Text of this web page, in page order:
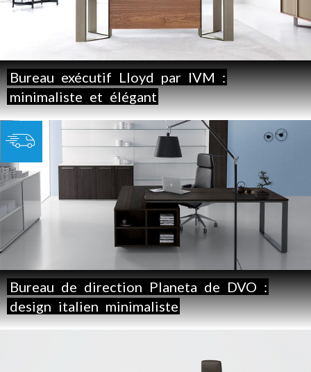
Bureau exécutif Lloyd par IVM :
minimaliste et élégant
Bureau de direction Planeta de DVO :
design italien minimaliste